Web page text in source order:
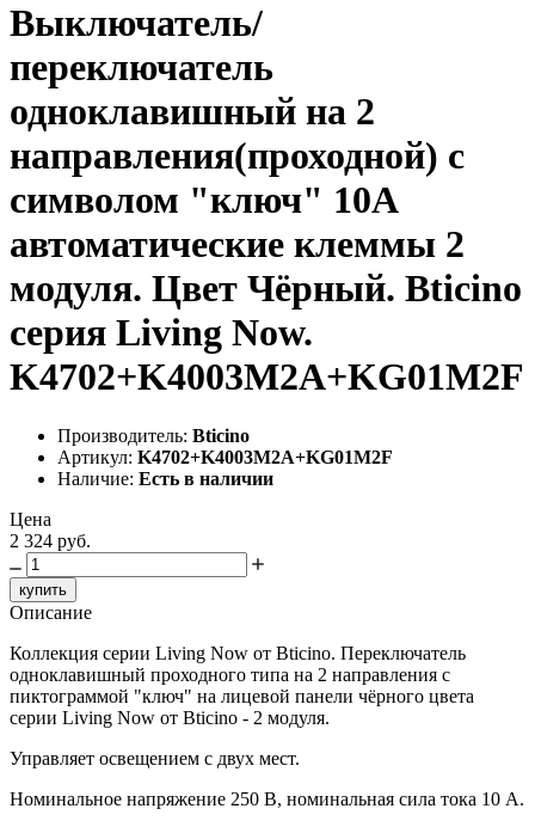
Выключатель/
переключатель
одноклавишный на 2
направления(проходной) с
символом "ключ" 10А
автоматические клеммы 2
модуля. Цвет Чёрный. Bticino
серия Living Now.
K4702+K4003M2A+KG01M2F
Производитель: Bticino
Артикул: K4702+K4003M2A+KG01M2F
Наличие: Есть в наличии
Цена
2 324 руб.
купить
Описание
Коллекция серии Living Now от Bticino. Переключатель
одноклавишный проходного типа на 2 направления с
пиктограммой "ключ" на лицевой панели чёрного цвета
серии Living Now от Bticino - 2 модуля.
Управляет освещением с двух мест.
Номинальное напряжение 250 В, номинальная сила тока 10 A.